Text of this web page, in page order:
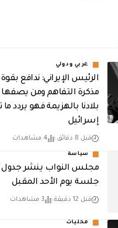
عربي ودولي
الرئيس الإيراني: ندافع
مذكرة التفاهم ومن يصفها
بلادنا بالهزيمة فهو يردد ما
إسرائيل
قبل 8 دقائق 4 مشاهدات
سياسة
مجلس النواب ينشر جدول
جلسة يوم الأحد المقبل
قبل 12 دقيقة 3 مشاهدات
محليات